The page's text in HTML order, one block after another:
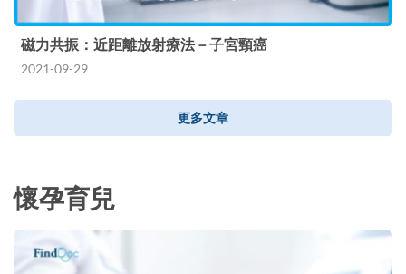
磁力共振：近距離放射療法－子宮頸癌
2021-09-29
更多文章
懷孕育兒